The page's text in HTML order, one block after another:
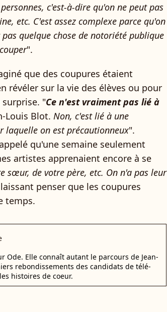
c'est-à-dire qu'on ne peut pas
etc. C'est assez complexe parce qu'on
quelque chose de notoriété publique
".
que des coupures étaient
révéler sur la vie des élèves ou pour
"Ce n'est vraiment pas lié à
Louis Blot. Non, c'est lié à une
on est précautionneux".
qu'une semaine seulement
artistes apprenaient encore à se
sœur, de votre père, etc. On n'a pas leur
penser que les coupures
temps.
Ode. Elle connaît autant le parcours de Jean-
rebondissements des candidats de télé-
histoires de coeur.